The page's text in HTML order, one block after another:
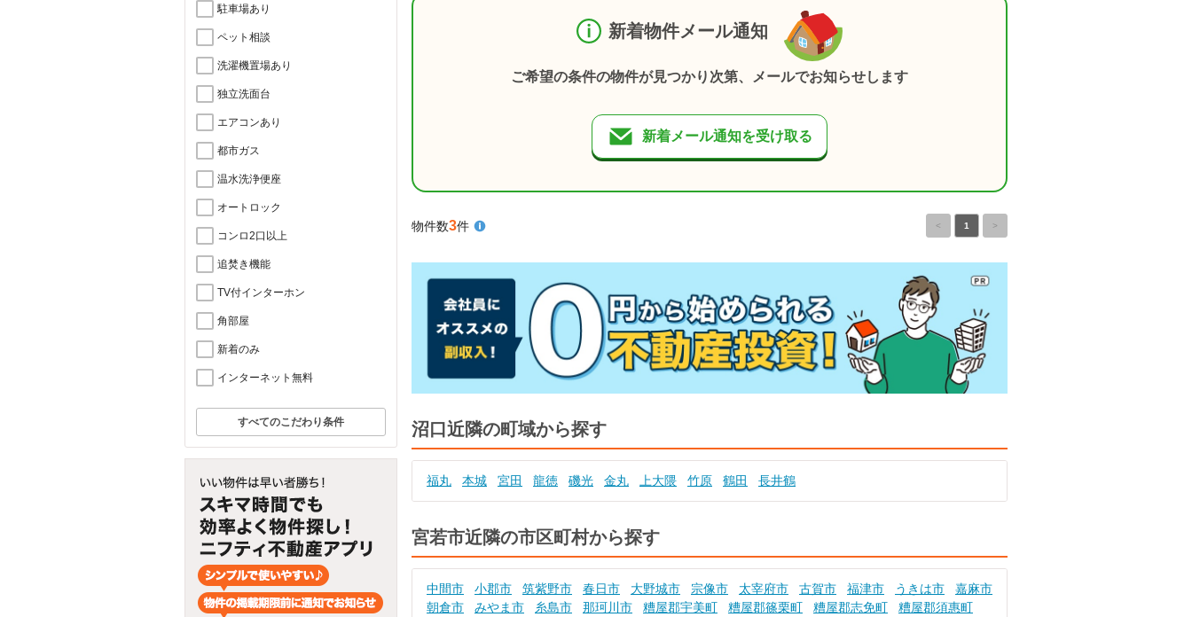
駐車場あり
ペット相談
洗濯機置場あり
独立洗面台
エアコンあり
都市ガス
温水洗浄便座
オートロック
コンロ2口以上
追焚き機能
TV付インターホン
角部屋
新着のみ
インターネット無料
すべてのこだわり条件
新着物件メール通知
ご希望の条件の物件が見つかり次第、メールでお知らせします
新着メール通知を受け取る
物件数3件 < 1 >
沼口近隣の町域から探す
福丸 本城 宮田 龍徳 磯光 金丸 上大隈 竹原 鶴田 長井鶴
宮若市近隣の市区町村から探す
中間市 小郡市 筑紫野市 春日市 大野城市 宗像市 太宰府市 古賀市 福津市 うきは市
嘉麻市
朝倉市
みやま市 糸島市 那珂川市 糟屋郡宇美町 糟屋郡篠栗町 糟屋郡志免町
糟屋郡須惠町